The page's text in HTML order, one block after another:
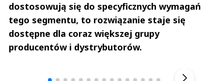
dostosowują się do specyficznych wymagań
tego segmentu, to rozwiązanie staje się
dostępne dla coraz większej grupy
producentów i dystrybutorów.